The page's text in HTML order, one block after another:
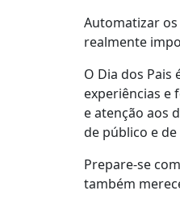
Automatizar
realmente
O Dia dos
experiências e
e atenção aos
de público e de
Prepare-se
também